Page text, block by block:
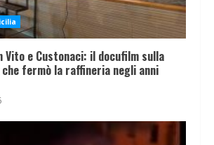
Vito e Custonaci: il docufilm sulla
fermò la raffineria negli anni